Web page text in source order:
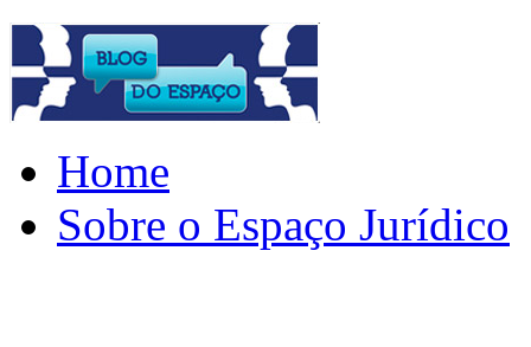
Home
Sobre o Espaço Jurídico